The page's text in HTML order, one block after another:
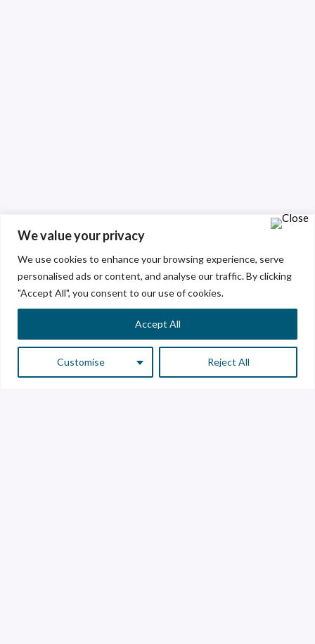
We value your privacy
We use cookies to enhance your browsing experience, serve
personalised ads or content, and analyse our traffic. By clicking
"Accept All", you consent to our use of cookies.
Customise Reject All
Accept All